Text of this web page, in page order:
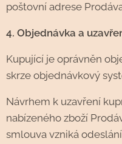
poštovní adrese
4. Objednávka a
Kupující je oprávněn
skrze objednávkový
Návrhem k uzavření
nabízeného zboží
smlouva vzniká